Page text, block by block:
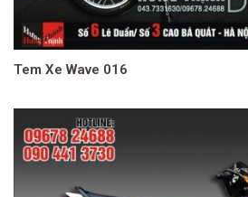
Tem Xe Wave 016